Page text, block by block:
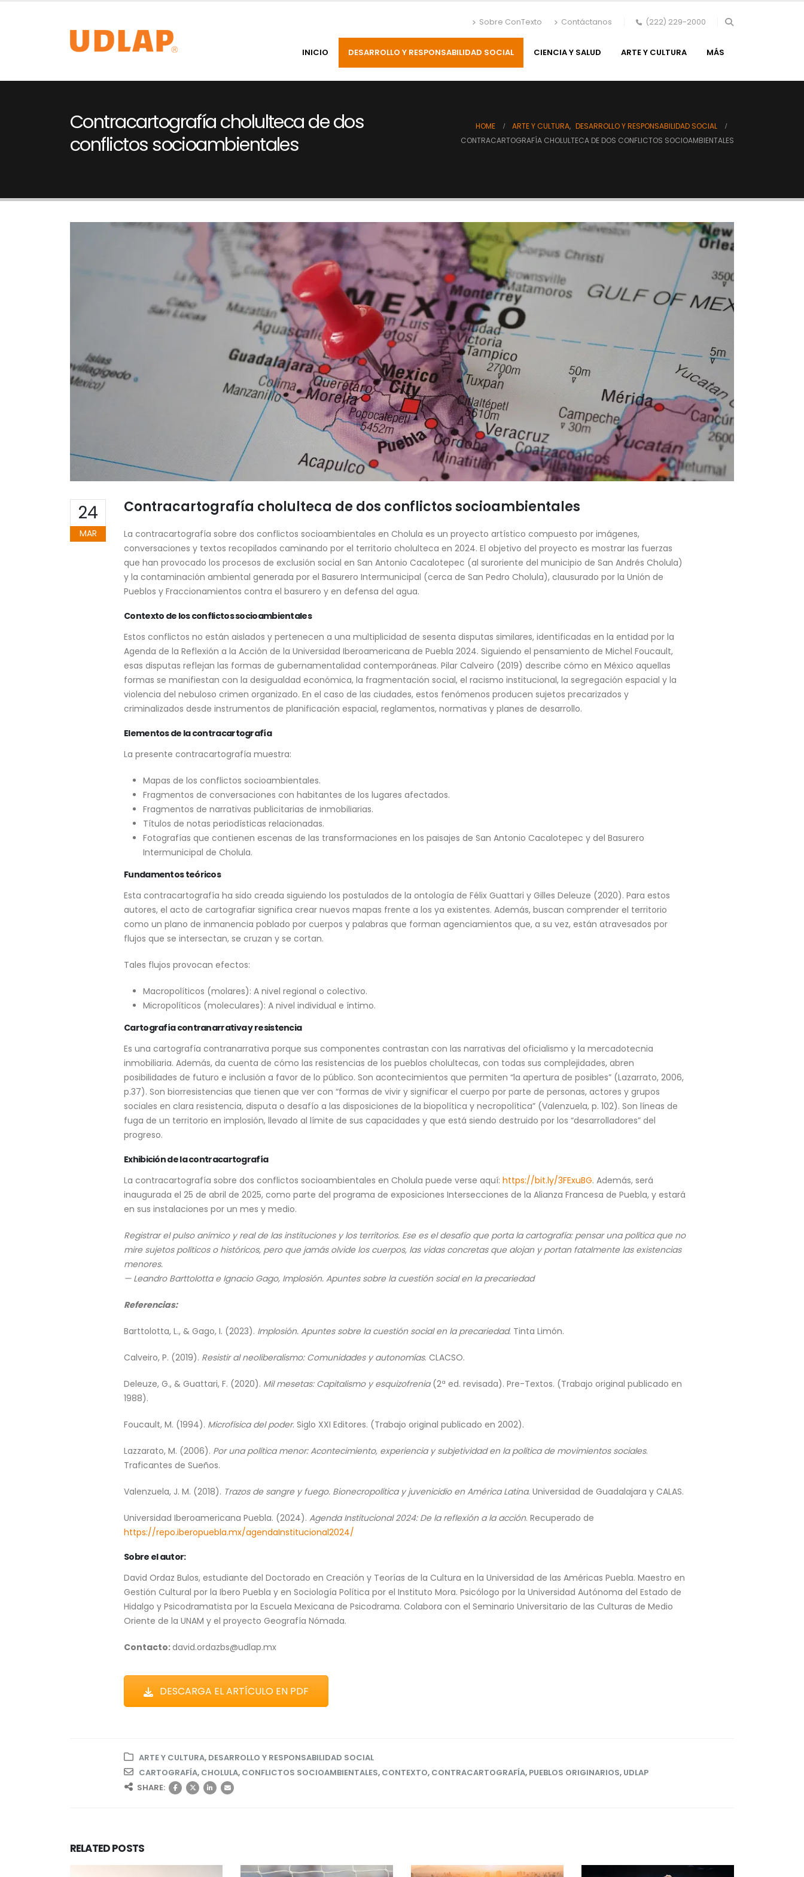
Sobre ConTexto Contáctanos (222) 229-2000
INICIO DESARROLLO Y RESPONSABILIDAD SOCIAL CIENCIA Y SALUD ARTE Y CULTURA MÁS
Contracartografía cholulteca de dos
conflictos socioambientales
HOME ARTE Y CULTURA, DESARROLLO Y RESPONSABILIDAD SOCIAL
CONTRACARTOGRAFÍA CHOLULTECA DE DOS CONFLICTOS SOCIOAMBIENTALES
24
MAR
Contracartografía cholulteca de dos conflictos socioambientales
La contracartografía sobre dos conflictos socioambientales en Cholula es un proyecto artístico compuesto por imágenes,
conversaciones y textos recopilados caminando por el territorio cholulteca en 2024. El objetivo del proyecto es mostrar las fuerzas
que han provocado los procesos de exclusión social en San Antonio Cacalotepec (al suroriente del municipio de San Andrés Cholula)
y la contaminación ambiental generada por el Basurero Intermunicipal (cerca de San Pedro Cholula), clausurado por la Unión de
Pueblos y Fraccionamientos contra el basurero y en defensa del agua.
Contexto de los conflictos socioambientales
Estos conflictos no están aislados y pertenecen a una multiplicidad de sesenta disputas similares, identificadas en la entidad por la
Agenda de la Reflexión a la Acción de la Universidad Iberoamericana de Puebla 2024. Siguiendo el pensamiento de Michel Foucault,
esas disputas reflejan las formas de gubernamentalidad contemporáneas. Pilar Calveiro (2019) describe cómo en México aquellas
formas se manifiestan con la desigualdad económica, la fragmentación social, el racismo institucional, la segregación espacial y la
violencia del nebuloso crimen organizado. En el caso de las ciudades, estos fenómenos producen sujetos precarizados y
criminalizados desde instrumentos de planificación espacial, reglamentos, normativas y planes de desarrollo.
Elementos de la contracartografía
La presente contracartografía muestra:
Mapas de los conflictos socioambientales.
Fragmentos de conversaciones con habitantes de los lugares afectados.
Fragmentos de narrativas publicitarias de inmobiliarias.
Títulos de notas periodísticas relacionadas.
Fotografías que contienen escenas de las transformaciones en los paisajes de San Antonio Cacalotepec y del Basurero
Intermunicipal de Cholula.
Fundamentos teóricos
Esta contracartografía ha sido creada siguiendo los postulados de la ontología de Félix Guattari y Gilles Deleuze (2020). Para estos
autores, el acto de cartografiar significa crear nuevos mapas frente a los ya existentes. Además, buscan comprender el territorio
como un plano de inmanencia poblado por cuerpos y palabras que forman agenciamientos que, a su vez, están atravesados por
flujos que se intersectan, se cruzan y se cortan.
Tales flujos provocan efectos:
Macropolíticos (molares): A nivel regional o colectivo.
Micropolíticos (moleculares): A nivel individual e íntimo.
Cartografía contranarrativa y resistencia
Es una cartografía contranarrativa porque sus componentes contrastan con las narrativas del oficialismo y la mercadotecnia
inmobiliaria. Además, da cuenta de cómo las resistencias de los pueblos cholultecas, con todas sus complejidades, abren
posibilidades de futuro e inclusión a favor de lo público. Son acontecimientos que permiten “la apertura de posibles” (Lazarrato, 2006,
p.37). Son biorresistencias que tienen que ver con “formas de vivir y significar el cuerpo por parte de personas, actores y grupos
sociales en clara resistencia, disputa o desafío a las disposiciones de la biopolítica y necropolítica” (Valenzuela, p. 102). Son líneas de
fuga de un territorio en implosión, llevado al límite de sus capacidades y que está siendo destruido por los “desarrolladores” del
progreso.
Exhibición de la contracartografía
La contracartografía sobre dos conflictos socioambientales en Cholula puede verse aquí: https://bit.ly/3FExuBG. Además, será
inaugurada el 25 de abril de 2025, como parte del programa de exposiciones Intersecciones de la Alianza Francesa de Puebla, y estará
en sus instalaciones por un mes y medio.
Registrar el pulso anímico y real de las instituciones y los territorios. Ese es el desafío que porta la cartografía: pensar una política que no
mire sujetos políticos o históricos, pero que jamás olvide los cuerpos, las vidas concretas que alojan y portan fatalmente las existencias
menores.
— Leandro Barttolotta e Ignacio Gago, Implosión. Apuntes sobre la cuestión social en la precariedad
Referencias:
Barttolotta, L., & Gago, I. (2023). Implosión. Apuntes sobre la cuestión social en la precariedad. Tinta Limón.
Calveiro, P. (2019). Resistir al neoliberalismo: Comunidades y autonomías. CLACSO.
Deleuze, G., & Guattari, F. (2020). Mil mesetas: Capitalismo y esquizofrenia(2ª ed. revisada). Pre-Textos. (Trabajo original publicado en
1988).
Foucault, M. (1994). Microfísica del poder. Siglo XXI Editores. (Trabajo original publicado en 2002).
Lazzarato, M. (2006). Por una política menor: Acontecimiento, experiencia y subjetividad en la política de movimientos sociales.
Traficantes de Sueños.
Valenzuela, J. M. (2018). Trazos de sangre y fuego. Bionecropolítica y juvenicidio en América Latina. Universidad de Guadalajara y CALAS.
Universidad Iberoamericana Puebla. (2024). Agenda Institucional 2024: De la reflexión a la acción. Recuperado de
https://repo.iberopuebla.mx/agendaInstitucional2024/
Sobre el autor:
David Ordaz Bulos, estudiante del Doctorado en Creación y Teorías de la Cultura en la Universidad de las Américas Puebla. Maestro en
Gestión Cultural por la Ibero Puebla y en Sociología Política por el Instituto Mora. Psicólogo por la Universidad Autónoma del Estado de
Hidalgo y Psicodramatista por la Escuela Mexicana de Psicodrama. Colabora con el Seminario Universitario de las Culturas de Medio
Oriente de la UNAM y el proyecto Geografía Nómada.
Contacto:david.ordazbs@udlap.mx
DESCARGA EL ARTÍCULO EN PDF
ARTE Y CULTURA, DESARROLLO Y RESPONSABILIDAD SOCIAL
CARTOGRAFÍA, CHOLULA, CONFLICTOS SOCIOAMBIENTALES, CONTEXTO, CONTRACARTOGRAFÍA, PUEBLOS ORIGINARIOS, UDLAP
SHARE:
RELATEDPOSTS